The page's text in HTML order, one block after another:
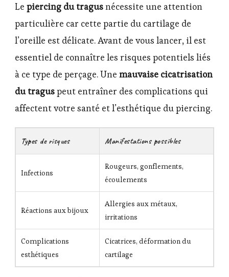
Le piercing du tragusnécessite une attention
particulière car cette partie du cartilage de
l’oreille est délicate. Avant de vous lancer, il est
essentiel de connaître les risques potentiels liés
à ce type de perçage. Une mauvaise cicatrisation
du traguspeut entraîner des complications qui
affectent votre santé et l’esthétique du piercing.
Types de risques Manifestations possibles
Infections
Rougeurs, gonflements,
écoulements
Réactions aux bijoux
Allergies aux métaux,
irritations
Complications
esthétiques
Cicatrices, déformation du
cartilage